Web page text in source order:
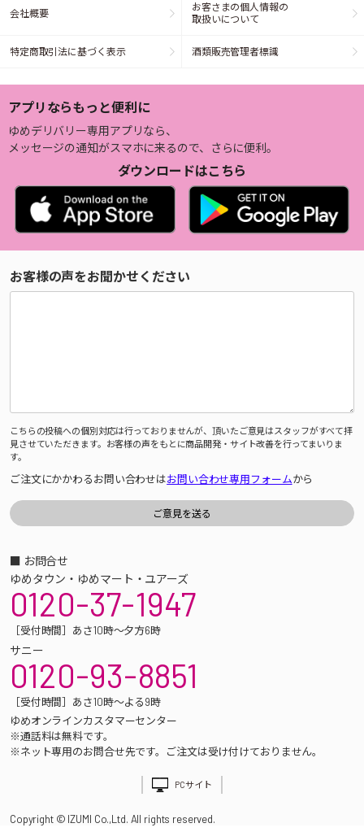
会社概要
お客さまの個人情報の
取扱いについて
特定商取引法に基づく表示 酒類販売管理者標識
アプリならもっと便利に
ゆめデリバリー専用アプリなら、
メッセージの通知がスマホに来るので、さらに便利。
ダウンロードはこちら
お客様の声をお聞かせください
こちらの投稿への個別対応は行っておりませんが、頂いたご意見はスタッフがすべて拝
見させていただきます。お客様の声をもとに商品開発・サイト改善を行ってまいりま
す。
ご注文にかかわるお問い合わせはお問い合わせ専用フォームから
■ お問合せ
ゆめタウン・ゆめマート・ユアーズ
0120-37-1947
［受付時間］あさ10時～夕方6時
サニー
0120-93-8851
［受付時間］あさ10時～よる9時
ゆめオンラインカスタマーセンター
※通話料は無料です。
※ネット専用のお問合せ先です。ご注文は受け付けておりません。
PCサイト
Copyright © IZUMI Co.,Ltd. All rights reserved.